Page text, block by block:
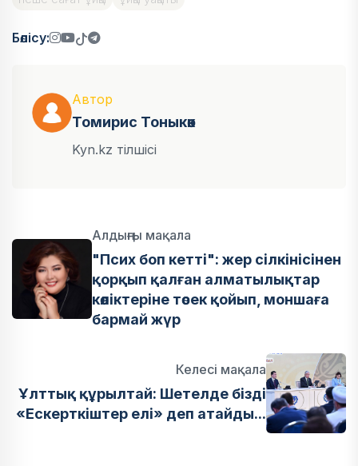
Бөлісу:
Автор
Томирис Тоныкөк
Kyn.kz тілшісі
Алдыңғы мақала
"Псих боп кетті": жер сілкінісінен
қорқып қалған алматылықтар
көліктеріне төсек қойып, моншаға
бармай жүр
Келесі мақала
Ұлттық құрылтай: Шетелде бізді
«Ескерткіштер елі» деп атайды...